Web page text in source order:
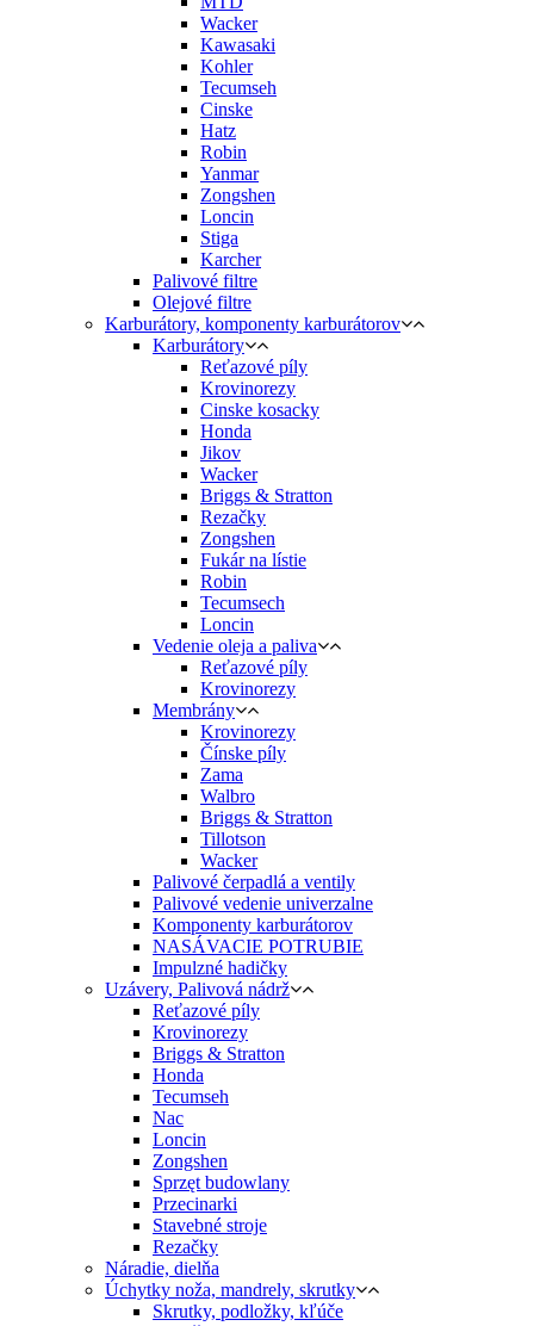
Wacker
Kawasaki
Kohler
Tecumseh
Cinske
Hatz
Robin
Yanmar
Zongshen
Loncin
Stiga
Karcher
Palivové filtre
Olejové filtre
Karburátory, komponenty karburátorov
Karburátory
Reťazové píly
Krovinorezy
Cinske kosacky
Honda
Jikov
Wacker
Briggs & Stratton
Rezačky
Zongshen
Fukár na lístie
Robin
Tecumsech
Loncin
Vedenie oleja a paliva
Reťazové píly
Krovinorezy
Membrány
Krovinorezy
Čínske píly
Zama
Walbro
Briggs & Stratton
Tillotson
Wacker
Palivové čerpadlá a ventily
Palivové vedenie univerzalne
Komponenty karburátorov
NASÁVACIE POTRUBIE
Impulzné hadičky
Uzávery, Palivová nádrž
Reťazové píly
Krovinorezy
Briggs & Stratton
Honda
Tecumseh
Nac
Loncin
Zongshen
Sprzęt budowlany
Przecinarki
Stavebné stroje
Rezačky
Náradie, dielňa
Úchytky noža, mandrely, skrutky
Skrutky, podložky, kľúče